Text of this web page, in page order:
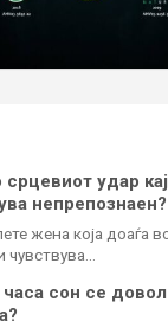
удар
непрепознаен?
жена која доаѓа
чувствува…
часа сон се